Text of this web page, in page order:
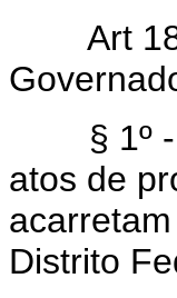
Art 18 -
§ 1º - O
atos de
Distrito